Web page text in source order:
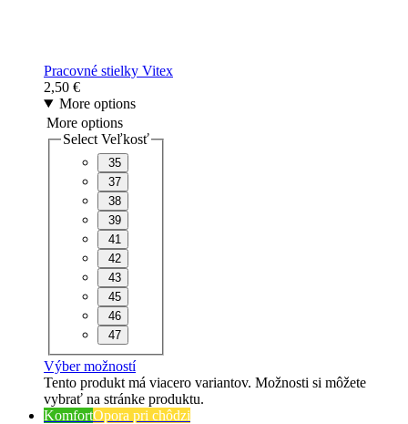
Pracovné stielky Vitex
2,50 €
More options
More options
Select Veľkosť
35
37
38
39
41
42
43
45
46
47
Výber možností
Tento produkt má viacero variantov. Možnosti si môžete
vybrať na stránke produktu.
KomfortOpora pri chôdzi